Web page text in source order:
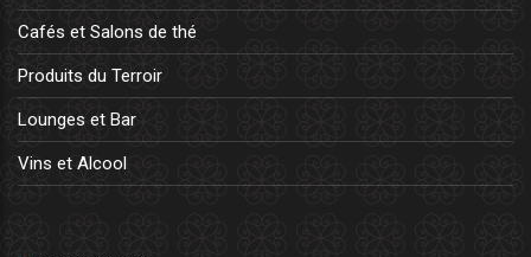
Cafés et Salons de thé
Produits du Terroir
Lounges et Bar
Vins et Alcool